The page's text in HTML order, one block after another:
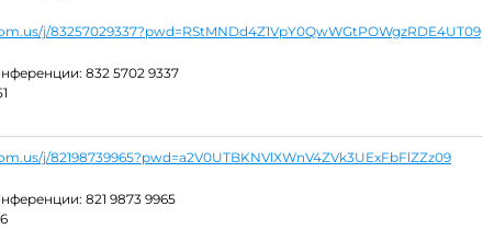
j/83257029337?pwd=RStMNDd4Z1VpY0QwWGtPOWgzRDE4UT09
832 5702 9337
j/82198739965?pwd=a2V0UTBKNVlXWnV4ZVk3UExFbFlZZz09
821 9873 9965